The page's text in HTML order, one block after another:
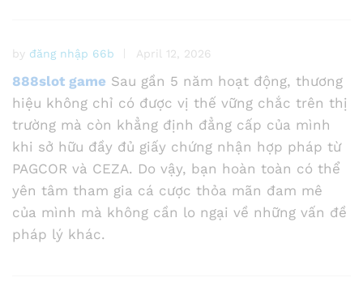
by đăng nhập 66b April 12, 2026
888slot game Sau gần 5 năm hoạt động, thương
hiệu không chỉ có được vị thế vững chắc trên thị
trường mà còn khẳng định đẳng cấp của mình
khi sở hữu đầy đủ giấy chứng nhận hợp pháp từ
PAGCOR và CEZA. Do vậy, bạn hoàn toàn có thể
yên tâm tham gia cá cược thỏa mãn đam mê
của mình mà không cần lo ngại về những vấn đề
pháp lý khác.